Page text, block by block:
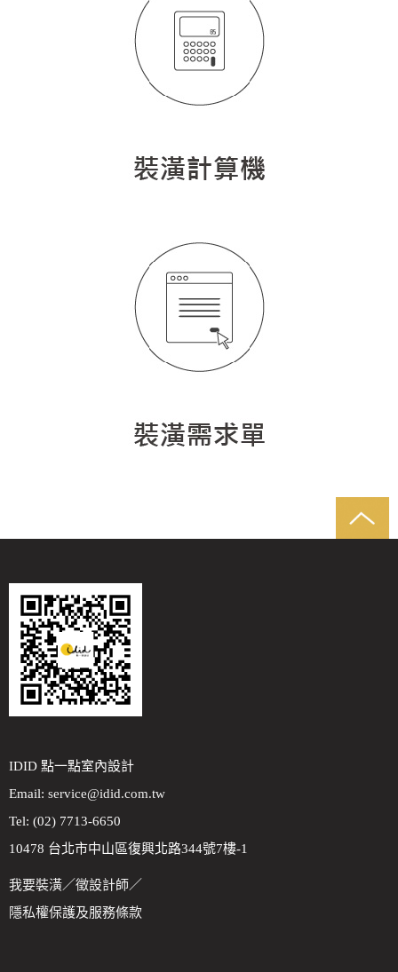
IDID 點一點室內設計
Email: service@idid.com.tw
Tel: (02) 7713-6650
10478 台北市中山區復興北路344號7樓-1
我要裝潢／徵設計師／
隱私權保護及服務條款